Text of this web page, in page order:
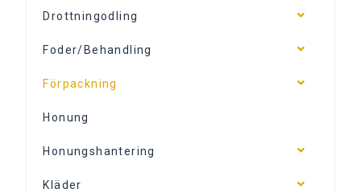
Drottningodling
Foder/Behandling
Förpackning
Honung
Honungshantering
Kläder